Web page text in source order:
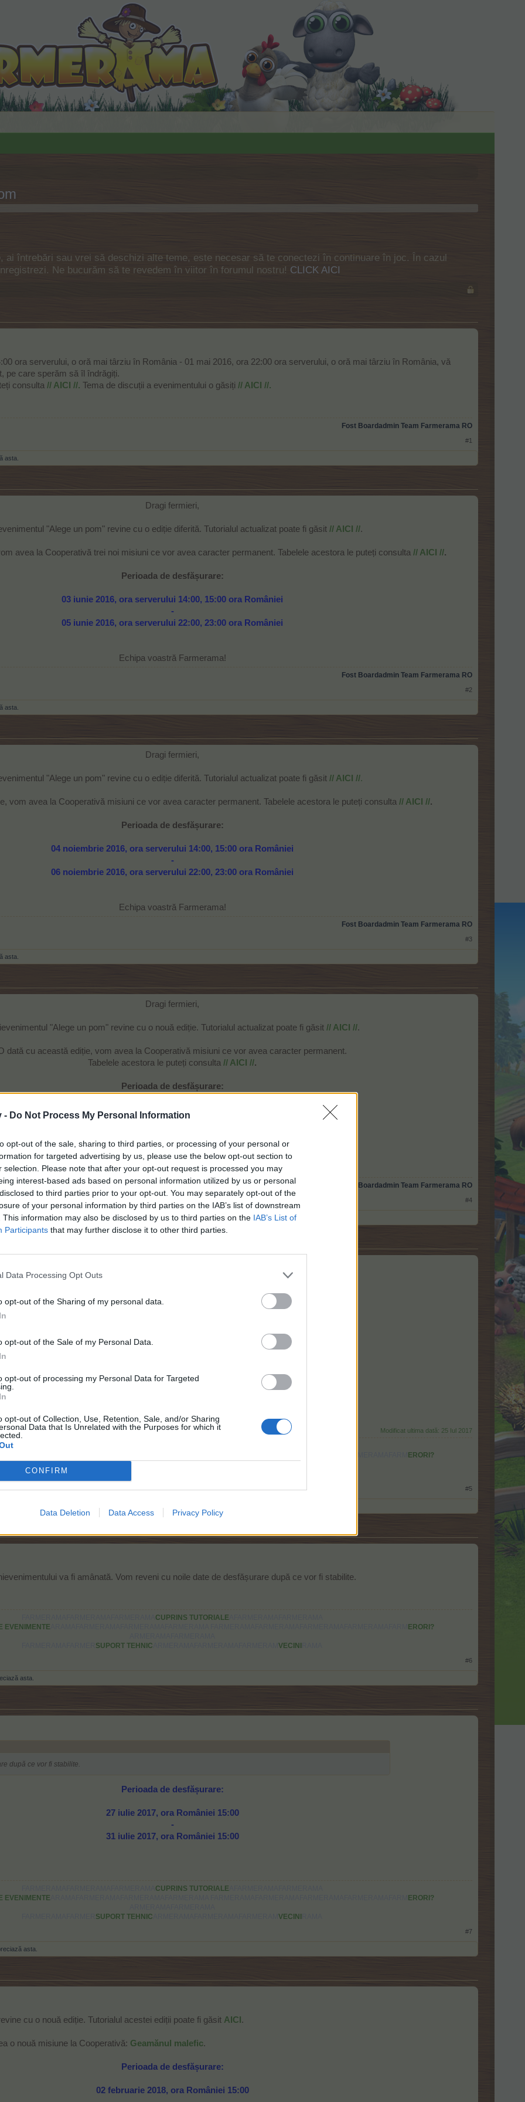
- Do Not Process My Personal Information
opt-out of the sale, sharing to third parties, or processing of your personal or
for targeted advertising by us, please use the below opt-out section to
selection. Please note that after your opt-out request is processed you may
interest-based ads based on personal information utilized by us or personal
to third parties prior to your opt-out. You may separately opt-out of the
of your personal information by third parties on the IAB’s list of downstream
This information may also be disclosed by us to third parties on the IAB’s List of
Participants that may further disclose it to other third parties.
Data Processing Opt Outs
opt-out of the Sharing of my personal data.
opt-out of the Sale of my Personal Data.
opt-out of processing my Personal Data for Targeted
opt-out of Collection, Use, Retention, Sale, and/or Sharing
Data that Is Unrelated with the Purposes for which it
CONFIRM
Data Deletion Data Access Privacy Policy
întrebări sau vrei să deschizi alte teme, este necesar să te conectezi în continuare în joc. În cazul
Ne bucurăm să te revedem în viitor în forumul nostru! CLICK AICI
ora serverului, o oră mai târziu în România - 01 mai 2016, ora 22:00 ora serverului, o oră mai târziu în România, vă
pe care sperăm să îl îndrăgiți.
consulta // AICI //. Tema de discuții a evenimentului o găsiți // AICI //.
Fost Boardadmin Team Farmerama RO
#1
asta.
Dragi fermieri,
"Alege un pom" revine cu o ediție diferită. Tutorialul actualizat poate fi găsit // AICI //.
avea la Cooperativă trei noi misiuni ce vor avea caracter permanent. Tabelele acestora le puteți consulta // AICI //.
Perioada de desfășurare:
03 iunie 2016, ora serverului 14:00, 15:00 ora României
-
05 iunie 2016, ora serverului 22:00, 23:00 ora României
Echipa voastră Farmerama!​
Fost Boardadmin Team Farmerama RO
#2
asta.
Dragi fermieri,
"Alege un pom" revine cu o ediție diferită. Tutorialul actualizat poate fi găsit // AICI //.
vom avea la Cooperativă misiuni ce vor avea caracter permanent. Tabelele acestora le puteți consulta // AICI //.
Perioada de desfășurare:
04 noiembrie 2016, ora serverului 14:00, 15:00 ora României
-
06 noiembrie 2016, ora serverului 22:00, 23:00 ora României
Echipa voastră Farmerama!​
Fost Boardadmin Team Farmerama RO
#3
asta.
Dragi fermieri,
"Alege un pom" revine cu o nouă ediție. Tutorialul actualizat poate fi găsit // AICI //.
dată cu această ediție, vom avea la Cooperativă misiuni ce vor avea caracter permanent.
Tabelele acestora le puteți consulta // AICI //.
Perioada de desfășurare:
17 ianuarie 2017, ora serverului 14:00, 15:00 ora României
-
Echipa voastră Farmerama!​
Fost Boardadmin Team Farmerama RO
#4
asta.
cu o nouă ediție. Tutorialul actualizat poate fi găsit
2 noi misiuni la Cooperativă, ale căror tabele pot fi consultate
(event amânat)
26 iulie 2017, ora României 16:00
Modificat ultima dată: 25 Iul 2017
ERORI?
ARMERAMAFARMERAMA
FARMERAMAFARMER
#5
va fi amânată. Vom reveni cu noile date de desfășurare după ce vor fi stabilite.
CUPRINS TUTORIALE
EVENIMENTE
ERORI?
SUPORT TEHNIC VECINI
#6
asta.
după ce vor fi stabilite.
Perioada de desfășurare:
27 iulie 2017, ora României 15:00
-
31 iulie 2017, ora României 15:00
CUPRINS TUTORIALE
EVENIMENTE
ERORI?
SUPORT TEHNIC VECINI
#7
asta.
cu o nouă ediție. Tutorialul acestei ediții poate fi găsit AICI .
o nouă misiune la Cooperativă: Geamănul malefic.
Perioada de desfășurare:
02 februarie 2018, ora României 15:00